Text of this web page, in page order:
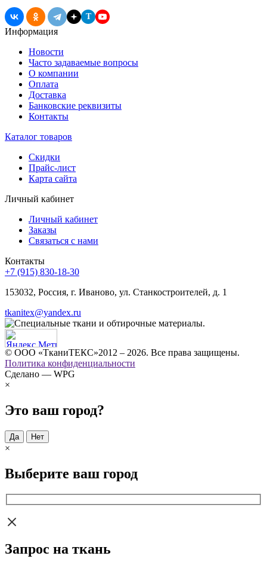
T
Информация
Новости
Часто задаваемые вопросы
О компании
Оплата
Доставка
Банковские реквизиты
Контакты
Каталог товаров
Скидки
Прайс-лист
Карта сайта
Личный кабинет
Личный кабинет
Заказы
Связаться с нами
Контакты
+7 (915) 830-18-30
153032, Россия, г. Иваново, ул. Станкостроителей, д. 1
tkanitex@yandex.ru
© ООО «ТканиТЕКС»2012 – 2026. Все права защищены.
Политика конфиденциальности
Сделано — WPG
×
Это ваш город?
Да Нет
×
Выберите ваш город
Запрос на ткань